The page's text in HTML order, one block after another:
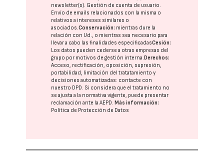
newsletter(s). Gestión de cuenta de usuario.
Envío de emails relacionados con la misma o
relativos a intereses similares o
asociados.Conservación: mientras dure la
relación con Ud., o mientras sea necesario para
llevar a cabo las finalidades especificadasCesión:
Los datos pueden cederse a otras empresas del
grupo por motivos de gestión interna. Derechos:
Acceso, rectificación, oposición, supresión,
portabilidad, limitación del tratatamiento y
decisiones automatizadas: contacte con
nuestro DPD. Si considera que el tratamiento no
se ajusta a la normativa vigente, puede presentar
reclamación ante laAEPD. Más información:
Política de Protección de Datos